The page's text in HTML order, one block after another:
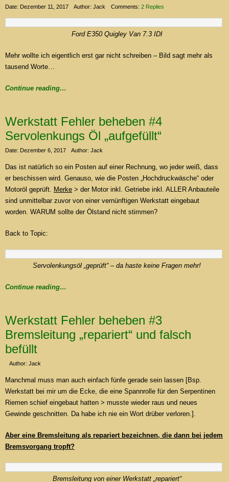
Date: Dezember 11, 2017 Author: Jack Comments: 2 Replies
Ford E350 Quigley Van 7.3 IDI
Mehr wollte ich eigentlich erst gar nicht schreiben – Bild sagt mehr als
tausend Worte…
Continue reading…
Werkstatt Fehler beheben #4
Servolenkungs Öl „aufgefüllt“
Date: Dezember 6, 2017 Author: Jack
Das ist natürlich so ein Posten auf einer Rechnung, wo jeder weiß, dass
er beschissen wird. Genauso, wie die Posten „Hochdruckwäsche“ oder
Motoröl geprüft. Merke > der Motor inkl. Getriebe inkl. ALLER Anbauteile
sind unmittelbar zuvor von einer vernünftigen Werkstatt eingebaut
worden. WARUM sollte der Ölstand nicht stimmen?
Back to Topic:
Servolenkungsöl „geprüft“ – da haste keine Fragen mehr!
Continue reading…
Werkstatt Fehler beheben #3
Bremsleitung „repariert“ und falsch
befüllt
Author: Jack
Manchmal muss man auch einfach fünfe gerade sein lassen [Bsp.
Werkstatt bei mir um die Ecke, die eine Spannrolle für den Serpentinen
Riemen schief eingebaut hatten > musste wieder raus und neues
Gewinde geschnitten. Da habe ich nie ein Wort drüber verloren.].
Aber eine Bremsleitung als repariert bezeichnen, die dann bei jedem
Bremsvorgang tropft?
Bremsleitung von einer Werkstatt „repariert“